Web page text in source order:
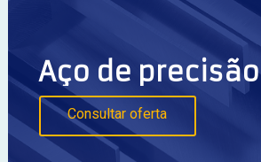
Aço de precisão
Consultar oferta